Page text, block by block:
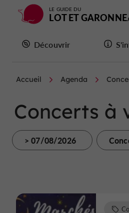
LE GUIDE DU
LOT ET GARONNE
Découvrir
Accueil Agenda
Concerts à
> 07/08/2026